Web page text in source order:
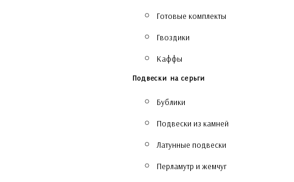
Готовые комплекты
Гвоздики
Каффы
Подвески на серьги
Бублики
Подвески из камней
Латунные подвески
Перламутр и жемчуг